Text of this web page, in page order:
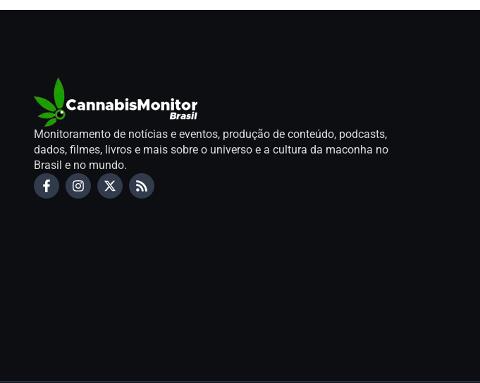
Monitoramento de notícias e eventos, produção de conteúdo, podcasts,
dados, filmes, livros e mais sobre o universo e a cultura da maconha no
Brasil e no mundo.